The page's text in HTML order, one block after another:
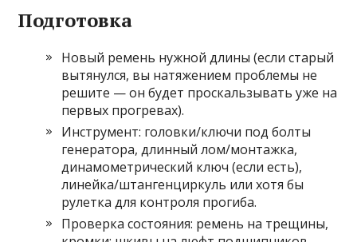
Подготовка
Новый ремень нужной длины (если старый
вытянулся, вы натяжением проблемы не
решите — он будет проскальзывать уже на
первых прогревах).
Инструмент: головки/ключи под болты
генератора, длинный лом/монтажка,
динамометрический ключ (если есть),
линейка/штангенциркуль или хотя бы
рулетка для контроля прогиба.
Проверка состояния: ремень на трещины,